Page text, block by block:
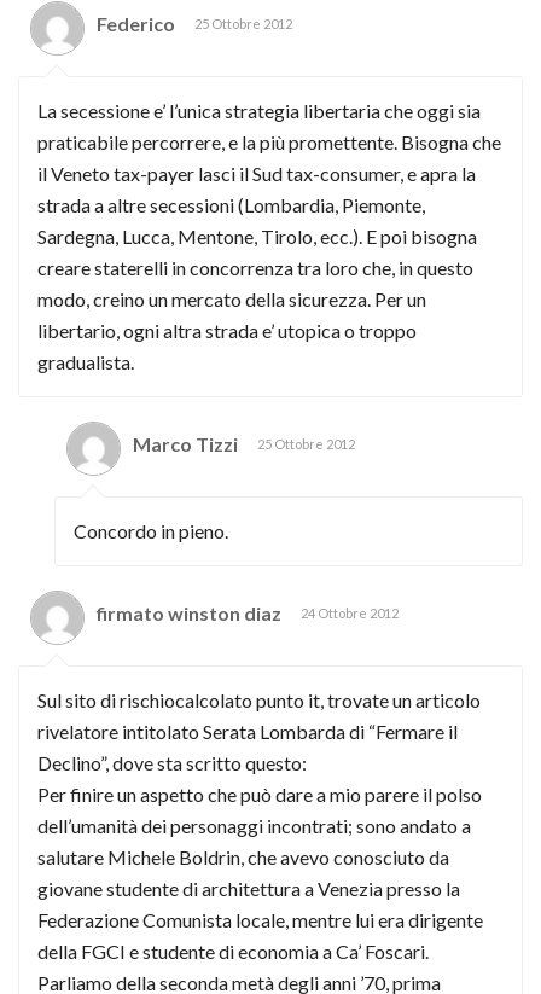
Federico 25 Ottobre 2012
La secessione e’ l’unica strategia libertaria che oggi sia
praticabile percorrere, e la più promettente. Bisogna che
il Veneto tax-payer lasci il Sud tax-consumer, e apra la
strada a altre secessioni (Lombardia, Piemonte,
Sardegna, Lucca, Mentone, Tirolo, ecc.). E poi bisogna
creare staterelli in concorrenza tra loro che, in questo
modo, creino un mercato della sicurezza. Per un
libertario, ogni altra strada e’ utopica o troppo
gradualista.
Marco Tizzi 25 Ottobre 2012
Concordo in pieno.
firmato winston diaz 24 Ottobre 2012
Sul sito di rischiocalcolato punto it, trovate un articolo
rivelatore intitolato Serata Lombarda di “Fermare il
Declino”, dove sta scritto questo:
Per finire un aspetto che può dare a mio parere il polso
dell’umanità dei personaggi incontrati; sono andato a
salutare Michele Boldrin, che avevo conosciuto da
giovane studente di architettura a Venezia presso la
Federazione Comunista locale, mentre lui era dirigente
della FGCI e studente di economia a Ca’ Foscari.
Parliamo della seconda metà degli anni ’70, prima